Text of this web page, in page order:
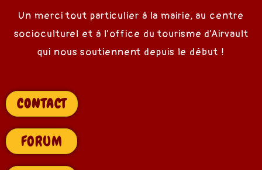
Un merci tout particulier à la mairie, au centre
socioculturel et à l’office du tourisme d’Airvault
qui nous soutiennent depuis le début !
CONTACT
FORUM